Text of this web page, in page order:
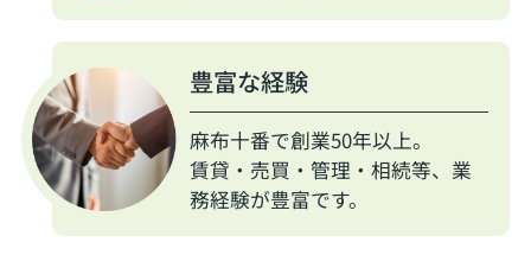
豊富な経験
麻布十番で創業50年以上。
賃貸・売買・管理・相続等、業
務経験が豊富です。